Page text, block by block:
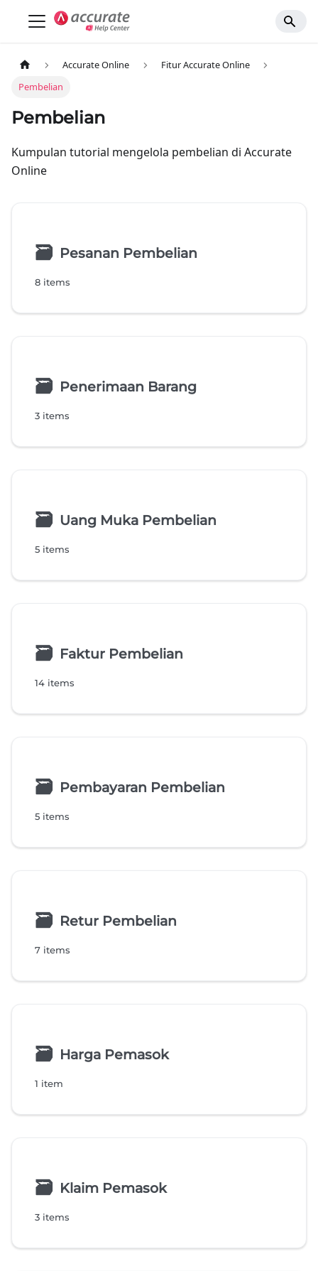
Accurate Online
Fitur Accurate Online
Pembelian
Pembelian
Kumpulan tutorial mengelola pembelian di Accurate
Online
🗃 Pesanan Pembelian
8 items
🗃 Penerimaan Barang
3 items
🗃 Uang Muka Pembelian
5 items
🗃 Faktur Pembelian
14 items
🗃 Pembayaran Pembelian
5 items
🗃 Retur Pembelian
7 items
🗃 Harga Pemasok
1 item
🗃 Klaim Pemasok
3 items